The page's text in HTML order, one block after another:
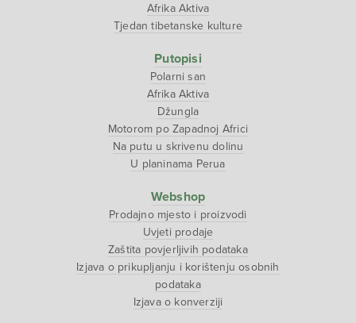
Afrika Aktiva
Tjedan tibetanske kulture
Putopisi
Polarni san
Afrika Aktiva
Džungla
Motorom po Zapadnoj Africi
Na putu u skrivenu dolinu
U planinama Perua
Webshop
Prodajno mjesto i proizvodi
Uvjeti prodaje
Zaštita povjerljivih podataka
Izjava o prikupljanju i korištenju osobnih
podataka
Izjava o konverziji